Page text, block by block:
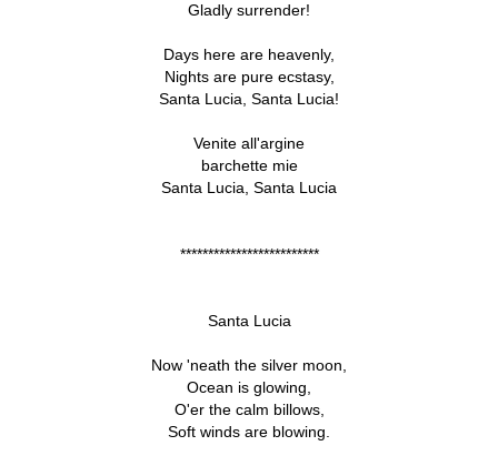
Gladly surrender!
Days here are heavenly,
Nights are pure ecstasy,
Santa Lucia, Santa Lucia!
Venite all'argine
barchette mie
Santa Lucia, Santa Lucia
*************************
Santa Lucia
Now 'neath the silver moon,
Ocean is glowing,
O'er the calm billows,
Soft winds are blowing.